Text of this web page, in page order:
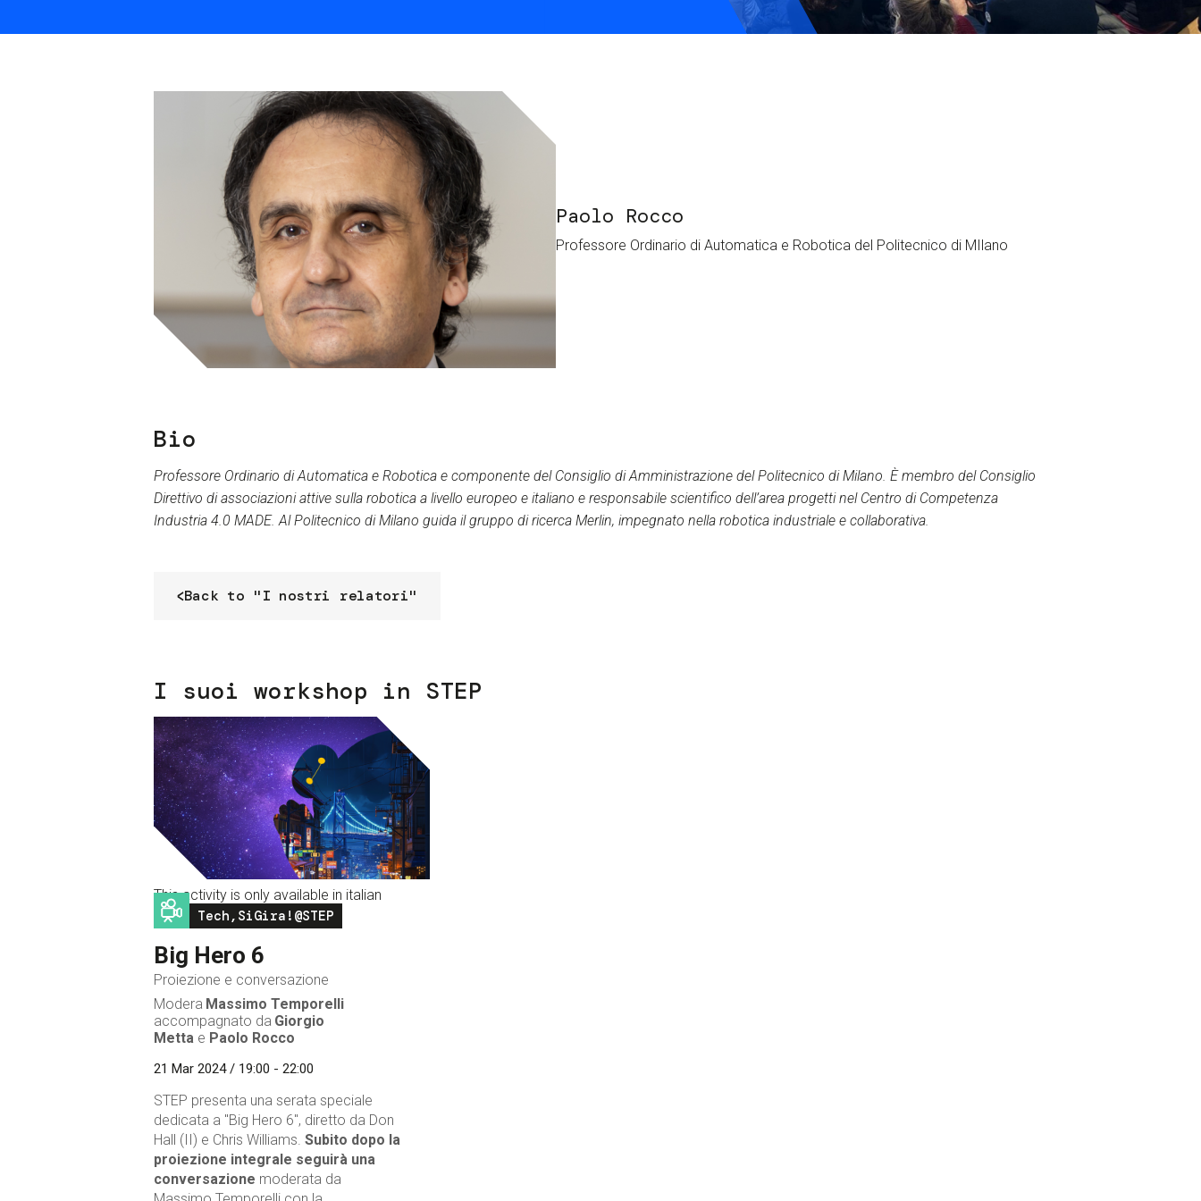
Services and accessibility
Contact us
Tickets
Paolo Rocco
Professore Ordinario di Automatica e Robotica del Politecnico di MIlano
Bio
Professore Ordinario di Automatica e Robotica e componente del Consiglio di Amministrazione del Politecnico di Milano. È membro del Consiglio
Direttivo di associazioni attive sulla robotica a livello europeo e italiano e responsabile scientifico dell’area progetti nel Centro di Competenza
Industria 4.0 MADE. Al Politecnico di Milano guida il gruppo di ricerca Merlin, impegnato nella robotica industriale e collaborativa.
Back to "I nostri relatori"
I suoi workshop in STEP
This activity is only available in italian
Image
Tech,SiGira!@STEP
Big Hero 6
Proiezione e conversazione
Modera Massimo Temporelli
accompagnato da Giorgio
Metta e Paolo Rocco
21 Mar 2024 / 19:00 - 22:00
STEP presenta una serata speciale
dedicata a "Big Hero 6", diretto da Don
Hall (II) e Chris Williams. Subito dopo la
proiezione integrale seguirà una
conversazione moderata da